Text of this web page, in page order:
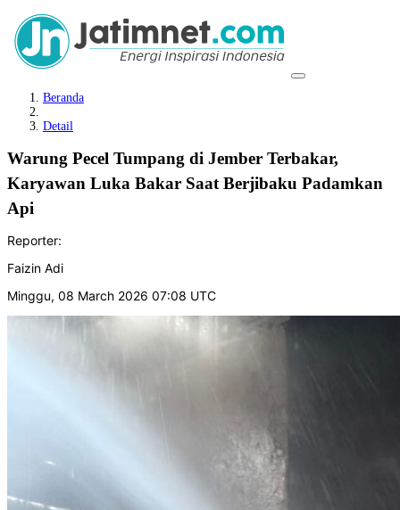
Beranda
Detail
‎Warung Pecel Tumpang di Jember Terbakar,
Karyawan Luka Bakar Saat Berjibaku Padamkan
Api
Reporter:
Faizin Adi
Minggu, 08 March 2026 07:08 UTC